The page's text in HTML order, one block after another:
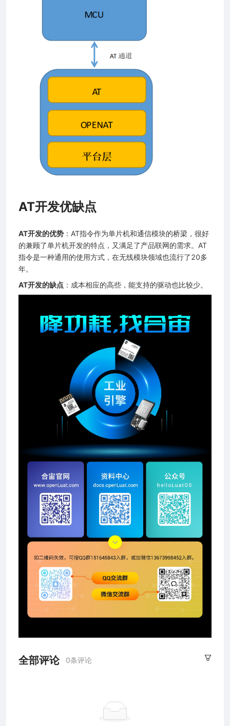
AT开发优缺点
AT开发的优势 ：AT指令作为单片机和通信模块的桥梁，很好
的兼顾了单片机开发的特点，又满足了产品联网的需求。AT
指令是一种通用的使用方式，在无线模块领域也流行了20多
年。
AT开发的缺点 ：成本相应的高些，能支持的驱动也比较少。
全部评论 0条评论